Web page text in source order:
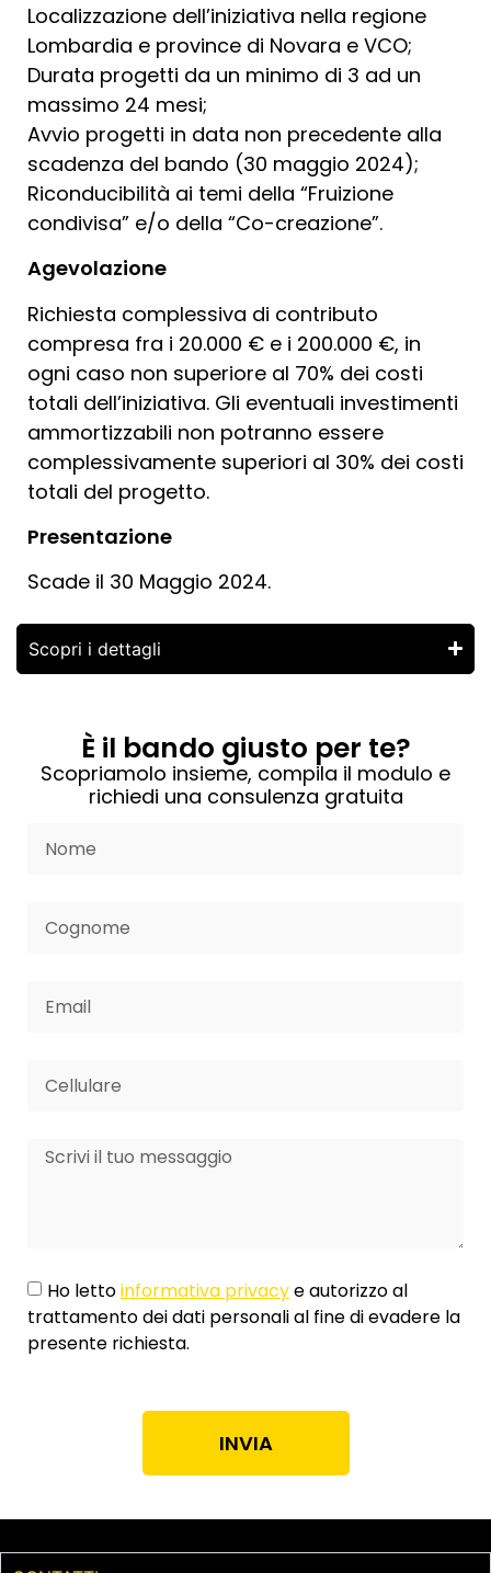
Localizzazione dell’iniziativa nella regione
Lombardia e province di Novara e VCO;
Durata progetti da un minimo di 3 ad un
massimo 24 mesi;
Avvio progetti in data non precedente alla
scadenza del bando (30 maggio 2024);
Riconducibilità ai temi della “Fruizione
condivisa” e/o della “Co-creazione”.
Agevolazione
Richiesta complessiva di contributo
compresa fra i 20.000 € e i 200.000 €, in
ogni caso non superiore al 70% dei costi
totali dell’iniziativa. Gli eventuali investimenti
ammortizzabili non potranno essere
complessivamente superiori al 30% dei costi
totali del progetto.
Presentazione
Scade il 30 Maggio 2024.
Scopri i dettagli
È il bando giusto per te?
Scopriamolo insieme, compila il modulo e
richiedi una consulenza gratuita
Ho lettoinformativa privacye autorizzo al
trattamento dei dati personali al fine di evadere la
presente richiesta.
INVIA